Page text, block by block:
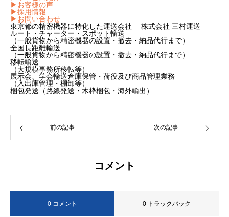
▶お客様の声
▶採用情報
▶お問い合わせ
東京都の精密機器に特化した運送会社 株式会社 三村運送
ルート・チャーター・スポット輸送
（一般貨物から精密機器の設置・撤去・納品代行まで）
全国長距離輸送
（一般貨物から精密機器の設置・撤去・納品代行まで）
移転輸送
（大規模事務所移転等）
展示会、学会輸送倉庫保管・荷役及び商品管理業務
（入出庫管理・棚卸等）
梱包発送（路線発送・木枠梱包・海外輸出）​
前の記事 次の記事
コメント
0 コメント 0 トラックバック